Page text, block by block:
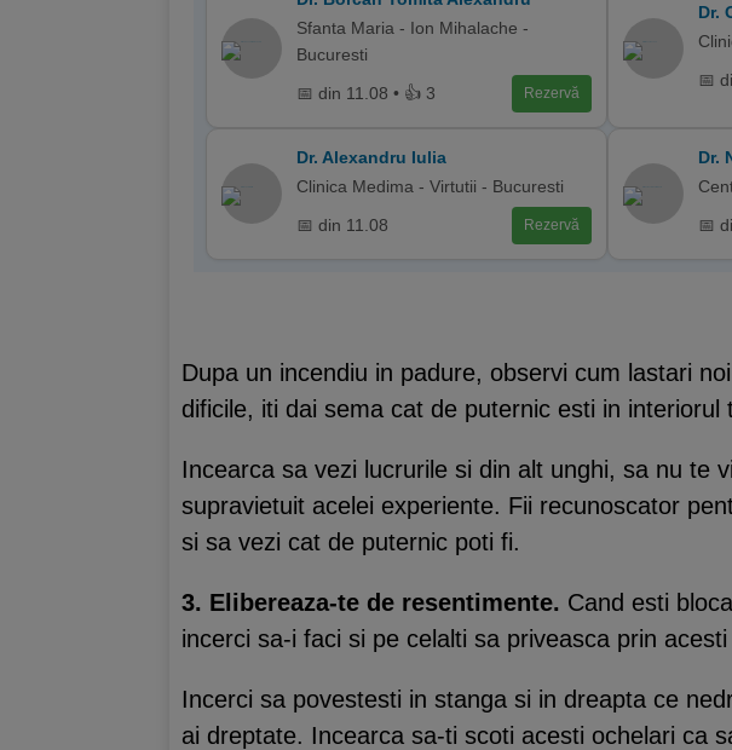
Sfanta Maria - Ion Mihalache -
Bucuresti
📅 din 11.08 • 👍 3 Rezervă
Dr.
📅
Dr. Alexandru Iulia
Clinica Medima - Virtutii - Bucuresti
📅 din 11.08 Rezervă
Dr.
📅
Dupa un incendiu in padure, observi cum lastari
dificile, iti dai sema cat de puternic esti in
Incearca sa vezi lucrurile si din alt unghi, sa nu te
supravietuit acelei experiente. Fii recunoscator
si sa vezi cat de puternic poti fi.
3. Elibereaza-te de resentimente. Cand esti
incerci sa-i faci si pe celalti sa priveasca prin acesti
Incerci sa povestesti in stanga si in dreapta ce
ai dreptate. Incearca sa-ti scoti acesti ochelari ca